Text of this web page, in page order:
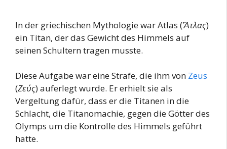
In der griechischen Mythologie war Atlas (Ἄτλας)
ein Titan, der das Gewicht des Himmels auf
seinen Schultern tragen musste.
Diese Aufgabe war eine Strafe, die ihm von Zeus
(Ζεύς) auferlegt wurde. Er erhielt sie als
Vergeltung dafür, dass er die Titanen in die
Schlacht, die Titanomachie, gegen die Götter des
Olymps um die Kontrolle des Himmels geführt
hatte.